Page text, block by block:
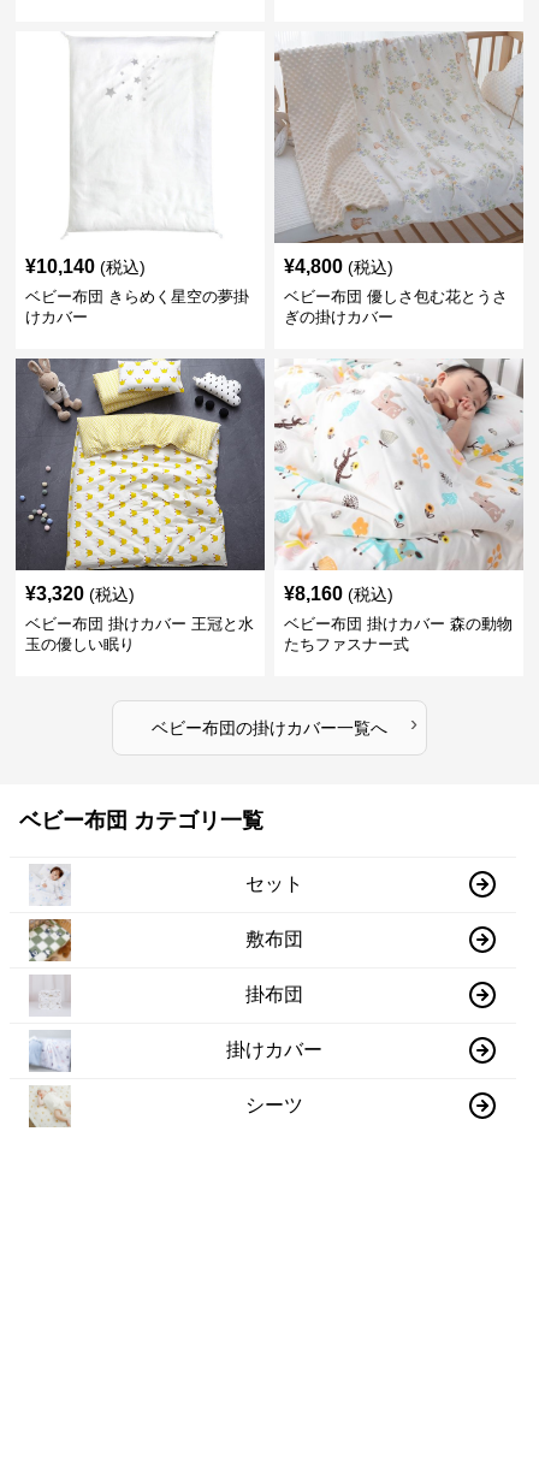
¥10,140 (税込)
ベビー布団 きらめく星空の夢掛
けカバー
¥4,800 (税込)
ベビー布団 優しさ包む花とうさ
ぎの掛けカバー
¥3,320 (税込)
ベビー布団 掛けカバー 王冠と水
玉の優しい眠り
¥8,160 (税込)
ベビー布団 掛けカバー 森の動物
たちファスナー式
ベビー布団の掛けカバー一覧へ ›
ベビー布団 カテゴリ一覧
セット
敷布団
掛布団
掛けカバー
シーツ